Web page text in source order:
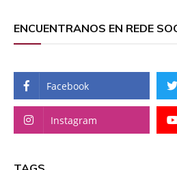
ENCUENTRANOS EN REDE
Facebook
Instagram